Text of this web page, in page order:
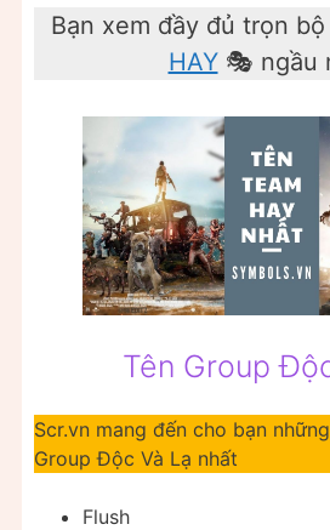
Bạn xem đầy đủ trọn
HAY🎭 ngầu
Tên Group
Scr.vn mang đến cho bạn
Group Độc Và Lạ nhất
Flush